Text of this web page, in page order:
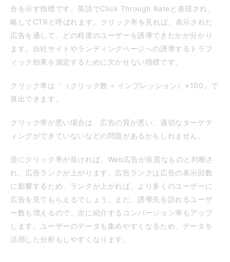
合を示す指標です。英語でClick Through Rateと表現され、
略してCTRと呼ばれます。クリック率を見れば、表示された
広告を通して、どの程度のユーザーを誘導できたかが分かり
ます。自社サイトやランディングページへの誘導するトラフ
ィック効果を測定するために欠かせない指標です。
クリック率は「（クリック数 ÷ インプレッション）×100」で
算出できます。
クリック率が悪い場合は、広告の質が悪い、適切なターゲテ
ィングができていないなどの問題があるかもしれません。
逆にクリック率が良ければ、Web広告が良質なものと判断さ
れ、広告ランクが上がります。広告ランクは広告の表示回数
に影響するため、ランクが上がれば、より多くのユーザーに
広告を見てもらえるでしょう。また、誘導先を訪れるユーザ
ー数も増えるので、次に紹介するコンバージョン率もアップ
します。ユーザーのデータも集めやすくなるため、データを
活用した分析もしやすくなります。